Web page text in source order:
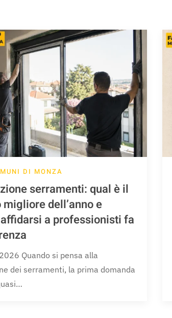
DI MONZA
serramenti: qual è il
dell’anno e
a professionisti fa
Quando si pensa alla
dei serramenti, la prima domanda